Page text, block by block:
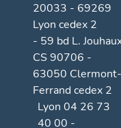
20033 - 69269
Lyon cedex 2
- 59 bd L.
CS 90706 -
63050 Clermont-
Ferrand cedex 2
Lyon 04 26 73
40 00 -